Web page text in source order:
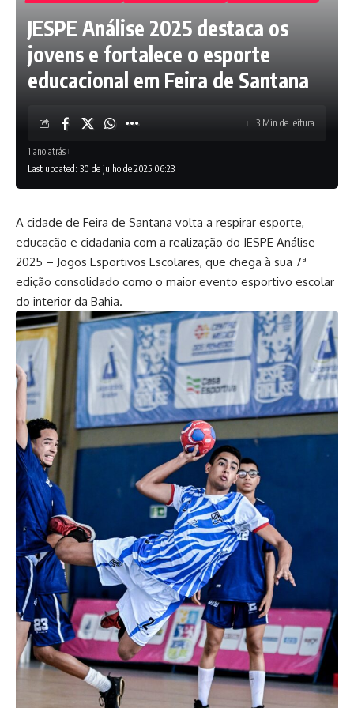
JESPE Análise 2025 destaca os
jovens e fortalece o esporte
educacional em Feira de Santana
Last updated: 30 de julho de 2025 06:23
1 ano atrás
3 Min de leitura
A cidade de Feira de Santana volta a respirar esporte,
educação e cidadania com a realização do JESPE Análise
2025 – Jogos Esportivos Escolares, que chega à sua 7ª
edição consolidado como o maior evento esportivo escolar
do interior da Bahia.